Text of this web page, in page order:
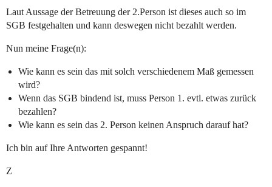
Laut Aussage der Betreuung der 2.Person ist dieses auch so im
SGB festgehalten und kann deswegen nicht bezahlt werden.
Nun meine Frage(n):
Wie kann es sein das mit solch verschiedenem Maß gemessen
wird?
Wenn das SGB bindend ist, muss Person 1. evtl. etwas zurück
bezahlen?
Wie kann es sein das 2. Person keinen Anspruch darauf hat?
Ich bin auf Ihre Antworten gespannt!
Z